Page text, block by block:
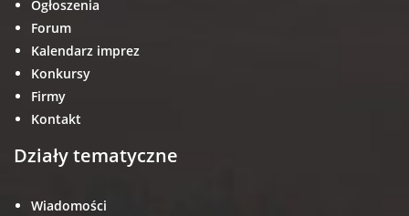
Ogłoszenia
Forum
Kalendarz imprez
Konkursy
Firmy
Kontakt
Działy tematyczne
Wiadomości